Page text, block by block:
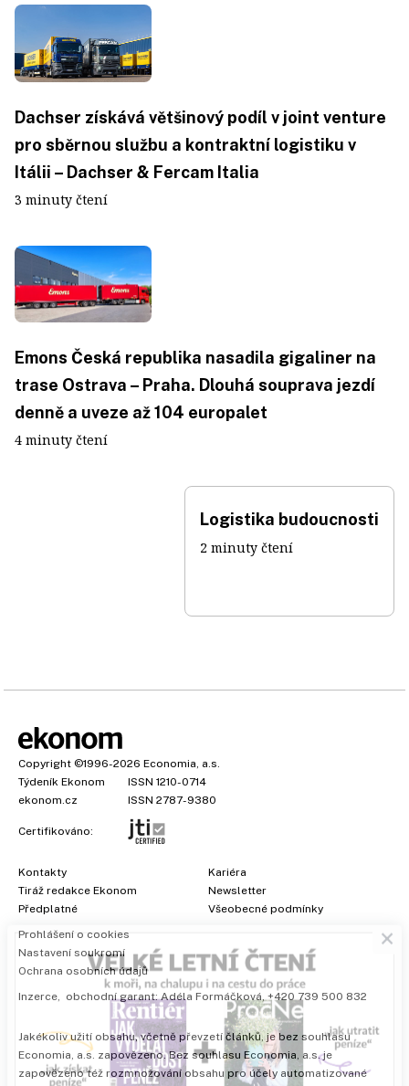
Dachser získává většinový podíl v joint venture
pro sběrnou službu a kontraktní logistiku v
Itálii – Dachser & Fercam Italia
3 minuty čtení
Emons Česká republika nasadila gigaliner na
trase Ostrava – Praha. Dlouhá souprava jezdí
denně a uveze až 104 europalet
4 minuty čtení
Logistika budoucnosti
2 minuty čtení
Copyright ©1996-2026 Economia, a.s.
Týdeník Ekonom
ISSN 1210-0714
ekonom.cz
ISSN 2787-9380
Certifikováno:
Kontakty
Tiráž redakce Ekonom
Předplatné
Kariéra
Newsletter
Všeobecné podmínky
Prohlášení o cookies
Nastavení soukromí
Ochrana osobních údajů
Inzerce, obchodní garant:Adéla Formáčková,+420 739 500 832
Jakékoliv užití obsahu, včetně převzetí článků, je bez souhlasu
Economia, a.s. zapovězeno. Bez souhlasu Economia, a.s. je
zapovězeno též rozmnožování obsahu pro účely automatizované